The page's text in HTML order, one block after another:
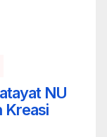
NU
Kreasi